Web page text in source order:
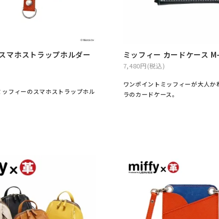
マホストラップホルダー
フィーのスマホストラップホル
ミッフィー カードケース
7,480円(税込)
ワンポイントミッフィーが大人か
ラのカードケース。